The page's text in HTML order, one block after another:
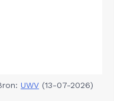
UWV (13-07-2026)